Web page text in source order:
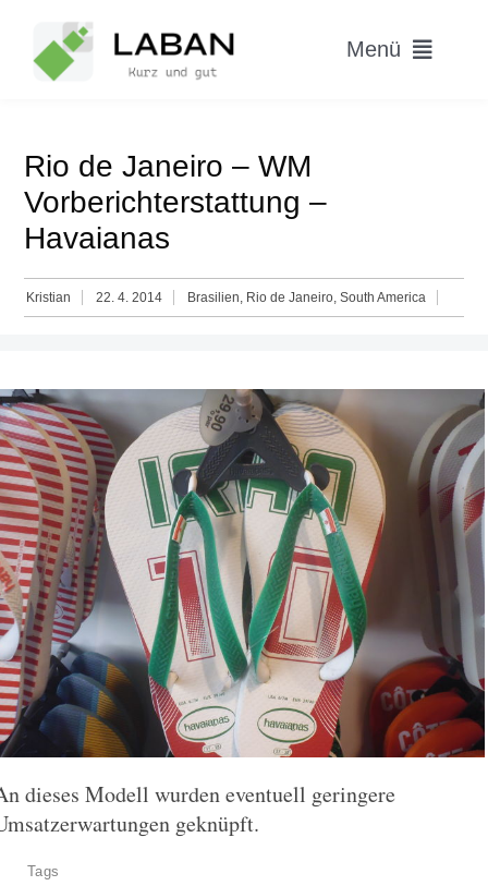
content
Menü
Worum geht’s?
Blog
Hitparade
Rio de Janeiro – WM
Vorberichterstattung –
Havaianas
Kristian 22. 4. 2014 Brasilien, Rio de Janeiro,South America
dieses Modell wurden eventuell geringere
geknüpft.
Tags